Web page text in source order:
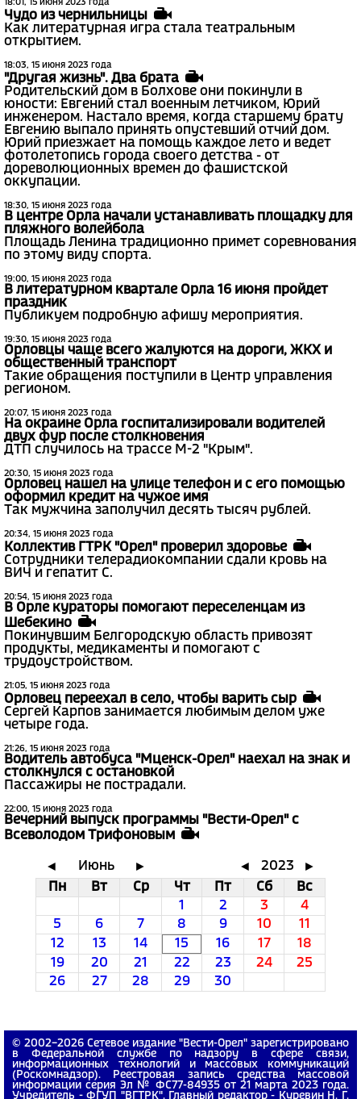
18:01, 15 июня 2023 года
Чудо из чернильницы
Как литературная игра стала театральным
открытием.
18:03, 15 июня 2023 года
"Другая жизнь". Два брата
Родительский дом в Болхове они покинули в
юности: Евгений стал военным летчиком, Юрий
инженером. Настало время, когда старшему брату
Евгению выпало принять опустевший отчий дом.
Юрий приезжает на помощь каждое лето и ведет
фотолетопись города своего детства - от
дореволюционных времен до фашистской
оккупации.
18:30, 15 июня 2023 года
В центре Орла начали устанавливать площадку для
пляжного волейбола
Площадь Ленина традиционно примет соревнования
по этому виду спорта.
19:00, 15 июня 2023 года
В литературном квартале Орла 16 июня пройдет
праздник
Публикуем подробную афишу мероприятия.
19:30, 15 июня 2023 года
Орловцы чаще всего жалуются на дороги, ЖКХ и
общественный транспорт
Такие обращения поступили в Центр управления
регионом.
20:07, 15 июня 2023 года
На окраине Орла госпитализировали водителей
двух фур после столкновения
ДТП случилось на трассе М-2 "Крым".
20:30, 15 июня 2023 года
Орловец нашел на улице телефон и с его помощью
оформил кредит на чужое имя
Так мужчина заполучил десять тысяч рублей.
20:34, 15 июня 2023 года
Коллектив ГТРК "Орел" проверил здоровье
Сотрудники телерадиокомпании сдали кровь на
ВИЧ и гепатит С.
20:54, 15 июня 2023 года
В Орле кураторы помогают переселенцам из
Шебекино
Покинувшим Белгородскую область привозят
продукты, медикаменты и помогают с
трудоустройством.
21:05, 15 июня 2023 года
Орловец переехал в село, чтобы варить сыр
Сергей Карпов занимается любимым делом уже
четыре года.
21:26, 15 июня 2023 года
Водитель автобуса "Мценск-Орел" наехал на знак и
столкнулся с остановкой
Пассажиры не пострадали.
22:00, 15 июня 2023 года
Вечерний выпуск программы "Вести-Орел" с
Всеволодом Трифоновым
◄ Июнь ► ◄ 2023
►
Пн
Вт Ср Чт Пт Сб
Вс
1
2 3
4
5
6 7 8 9 10
11
12
13 14 15 16 17
18
19
20 21 22 23 24
25
26
27 28 29 30
© 2002−2026 Сетевое издание "Вести-Орел" зарегистрировано
в Федеральной службе по надзору в сфере связи,
информационных технологий и массовых коммуникаций
(Роскомнадзор). Реестровая запись средства массовой
информации серия Эл № ФС77-84935 от 21 марта 2023 года.
Учредитель - ФГУП "ВГТРК". Главный редактор - Куревин Н. Г.